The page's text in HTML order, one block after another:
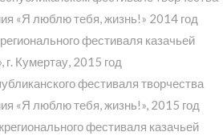
«Я люблю тебя, жизнь!» 2014 год
фестиваля казачьей
г. Кумертау, 2015 год
фестиваля творчества
«Я люблю тебя, жизнь!», 2015 год
фестиваля казачьей